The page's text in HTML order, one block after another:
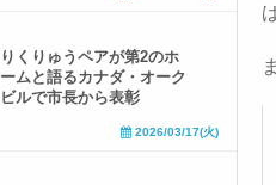
りくりゅうペアが第2のホ
ームと語るカナダ・オーク
ビルで市長から表彰
2026/03/17(火)